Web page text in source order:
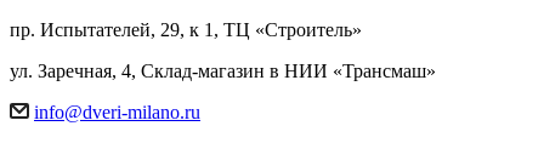
пр. Испытателей, 29, к 1, ТЦ «Строитель»
ул. Заречная, 4, Склад-магазин в НИИ «Трансмаш»
info@dveri-milano.ru